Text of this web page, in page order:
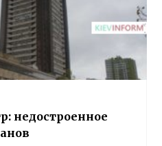
недостроенное